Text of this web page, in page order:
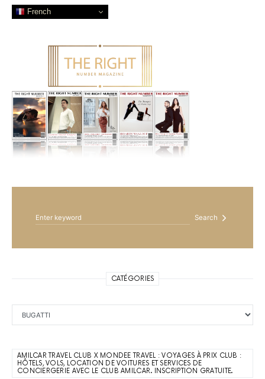
French
Search
CATÉGORIES
AMILCAR TRAVEL CLUB X MONDEE TRAVEL : VOYAGES À PRIX CLUB :
HÔTELS, VOLS, LOCATION DE VOITURES ET SERVICES DE
CONCIERGERIE AVEC LE CLUB AMILCAR. INSCRIPTION GRATUITE.